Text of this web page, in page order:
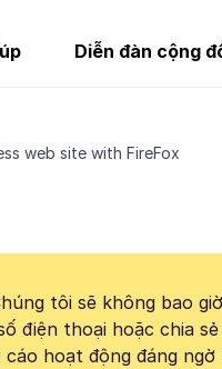
Diễn đàn cộng
web site with FireFox
tôi sẽ không bao
điện thoại hoặc chia sẻ
hoạt động đáng ngờ